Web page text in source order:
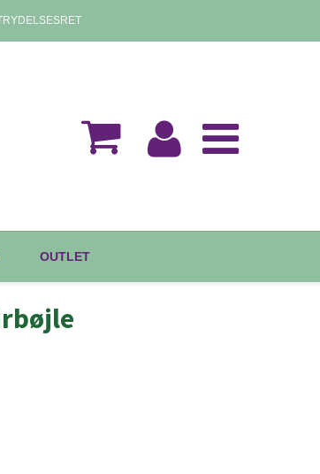
OUTLET